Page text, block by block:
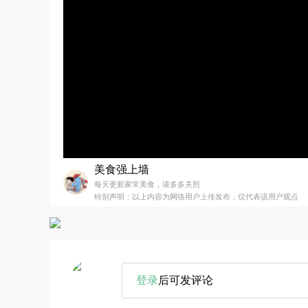
美食强上墙
每天更新家常美食，请多多关照
特别声明：以上内容为网络用户上传发布，仅代表该用户观点
登录后可发评论